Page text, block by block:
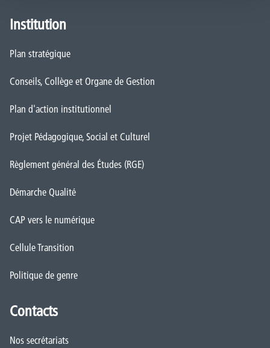
Institution
Plan stratégique
Conseils, Collège et Organe de Gestion
Plan d'action institutionnel
Projet Pédagogique, Social et Culturel
Règlement général des Études (RGE)
Démarche Qualité
CAP vers le numérique
Cellule Transition
Politique de genre
Contacts
Nos secrétariats